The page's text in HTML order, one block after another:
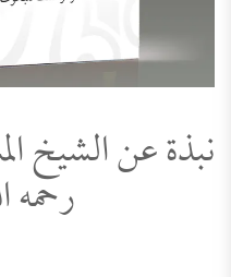
نبذة عن الشيخ
رحمه